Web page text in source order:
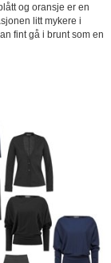
og oransje er en
litt mykere i
fint gå i brunt som en